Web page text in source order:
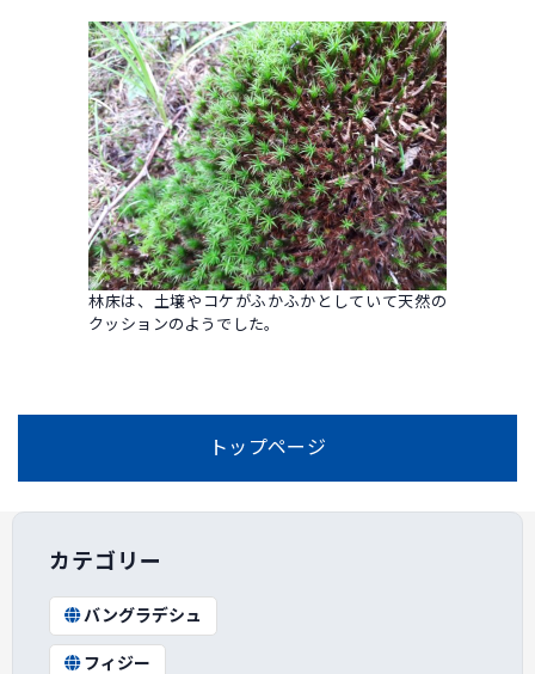
林床は、土壌やコケがふかふかとしていて天然の
クッションのようでした。
トップページ
カテゴリー
バングラデシュ
フィジー